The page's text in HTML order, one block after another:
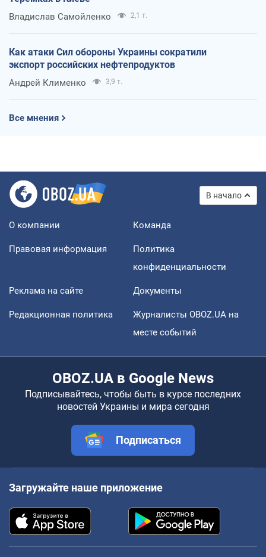
Владислав Самойленко 2,1 т.
Как атаки Сил обороны Украины сократили
экспорт российских нефтепродуктов
Андрей Клименко 3,9 т.
Все мнения
В начало
О компании Команда
Правовая информация
Политика
конфиденциальности
Реклама на сайте Документы
Редакционная политика
Журналисты OBOZ.UA на
месте событий
OBOZ.UA в Google News
Подписывайтесь, чтобы быть в курсе последних
новостей Украины и мира сегодня
Подписаться
Загружайте наше приложение